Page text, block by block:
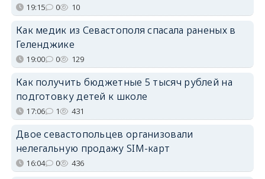
19:15 0 10
Как медик из Севастополя спасала раненых в
Геленджике
19:00 0 129
Как получить бюджетные 5 тысяч рублей на
подготовку детей к школе
17:06 1 431
Двое севастопольцев организовали
нелегальную продажу SIM-карт
16:04 0 436